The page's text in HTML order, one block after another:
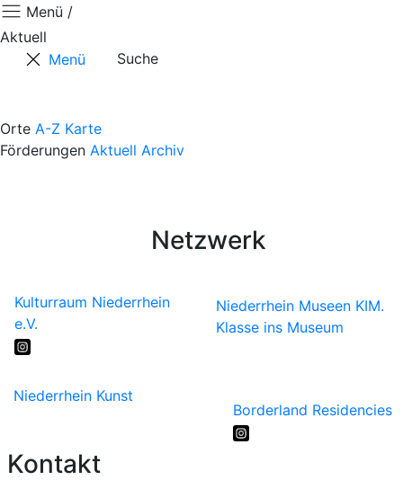
Menü /
Aktuell
Menü
Suche
Orte A-Z Karte
Förderungen Aktuell Archiv
Netzwerk
Kulturraum Niederrhein
e.V.
Niederrhein Museen KIM.
Klasse ins Museum
Niederrhein Kunst
Borderland Residencies
Kontakt